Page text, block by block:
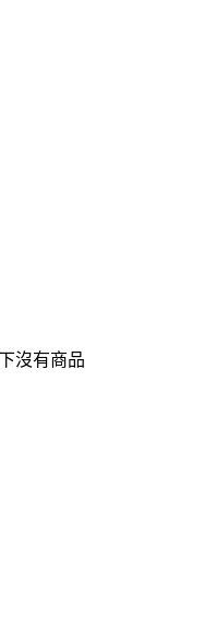
沒有商品